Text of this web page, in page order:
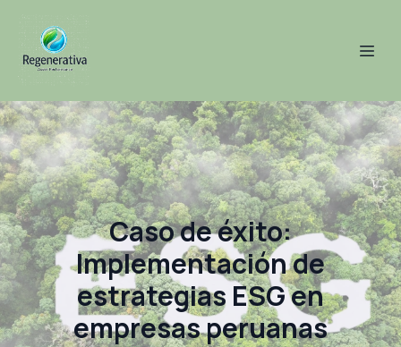
Caso de éxito:
Implementación de
estrategias ESG en
empresas peruanas